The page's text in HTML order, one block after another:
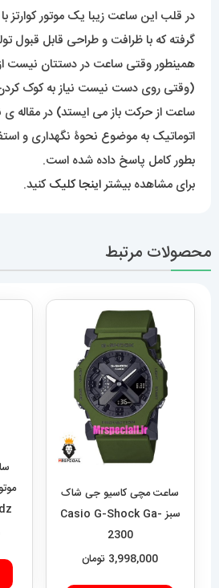
در قلب این ساعت زیبا یک موتور کوارتز
گرفته که با ظرافت و طراحی قابل قبول
همینطور وقتی ساعت در دستتان نیست
(وقتی روی دست نیست نیاز به کوک کردن
ساعت از حرکت باز می ایستد) در مقاله
اتوماتیک به موضوع نحوۀ نگهداری و
بطور کامل پاسخ داده شده است.
برای مشاهده بیشتراینجا کلیککنید.
محصولات مرتبط
ساعت مچی کاسیو جی شاک
سبز Casio G-Shock Ga-
2300
3,998,000 تومان